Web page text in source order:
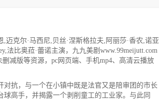
克尔·马西尼,贝丝·涅斯格拉夫,阿丽莎·香农,诺亚
法比奥菈·蕾诺主演，九九美剧www.99meijutt.com
减版等资源，pc网页端、手机mp4、高清云播放
抗，与一个在小镇中既是法官又是陪审团的市长
高手，并揭露一个剥削童工的工业家。与此同